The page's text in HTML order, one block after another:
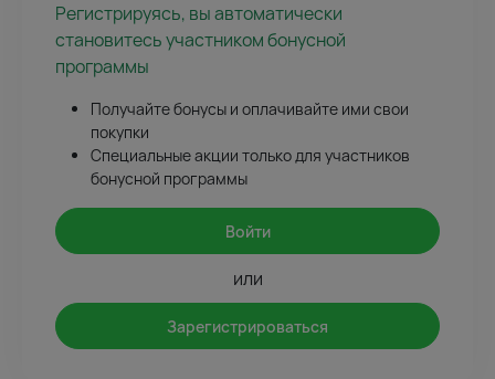
Регистрируясь, вы автоматически
становитесь участником бонусной
программы
Получайте бонусы и оплачивайте ими свои
покупки
Специальные акции только для участников
бонусной программы
Войти
или
Зарегистрироваться